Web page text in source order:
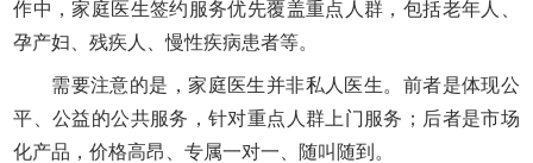
作中，家庭医生签约服务优先覆盖重点人群，包括老年人、
孕产妇、残疾人、慢性疾病患者等。
需要注意的是，家庭医生并非私人医生。前者是体现公
平、公益的公共服务，针对重点人群上门服务；后者是市场
化产品，价格高昂、专属一对一、随叫随到。